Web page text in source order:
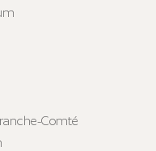
Comté